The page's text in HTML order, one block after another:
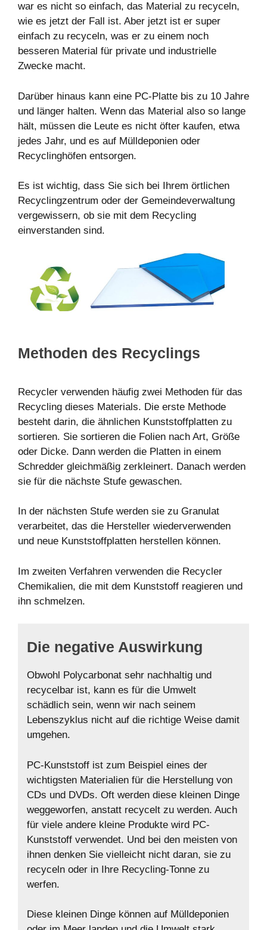
war es nicht so einfach, das Material zu recyceln,
wie es jetzt der Fall ist. Aber jetzt ist er super
einfach zu recyceln, was er zu einem noch
besseren Material für private und industrielle
Zwecke macht.
Darüber hinaus kann eine PC-Platte bis zu 10 Jahre
und länger halten. Wenn das Material also so lange
hält, müssen die Leute es nicht öfter kaufen, etwa
jedes Jahr, und es auf Mülldeponien oder
Recyclinghöfen entsorgen.
Es ist wichtig, dass Sie sich bei Ihrem örtlichen
Recyclingzentrum oder der Gemeindeverwaltung
vergewissern, ob sie mit dem Recycling
einverstanden sind.
Methoden des Recyclings
Recycler verwenden häufig zwei Methoden für das
Recycling dieses Materials. Die erste Methode
besteht darin, die ähnlichen Kunststoffplatten zu
sortieren. Sie sortieren die Folien nach Art, Größe
oder Dicke. Dann werden die Platten in einem
Schredder gleichmäßig zerkleinert. Danach werden
sie für die nächste Stufe gewaschen.
In der nächsten Stufe werden sie zu Granulat
verarbeitet, das die Hersteller wiederverwenden
und neue Kunststoffplatten herstellen können.
Im zweiten Verfahren verwenden die Recycler
Chemikalien, die mit dem Kunststoff reagieren und
ihn schmelzen.
Die negative Auswirkung
Obwohl Polycarbonat sehr nachhaltig und
recycelbar ist, kann es für die Umwelt
schädlich sein, wenn wir nach seinem
Lebenszyklus nicht auf die richtige Weise damit
umgehen.
PC-Kunststoff ist zum Beispiel eines der
wichtigsten Materialien für die Herstellung von
CDs und DVDs. Oft werden diese kleinen Dinge
weggeworfen, anstatt recycelt zu werden. Auch
für viele andere kleine Produkte wird PC-
Kunststoff verwendet. Und bei den meisten von
ihnen denken Sie vielleicht nicht daran, sie zu
recyceln oder in Ihre Recycling-Tonne zu
werfen.
Diese kleinen Dinge können auf Mülldeponien